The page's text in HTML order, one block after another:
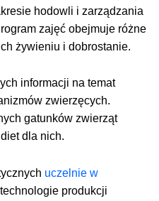
hodowli i zarządzania
zajęć obejmuje różne
żywieniu i dobrostanie.
informacji na temat
zwierzęcych.
gatunków zwierząt
dla nich.
uczelnie w
produkcji